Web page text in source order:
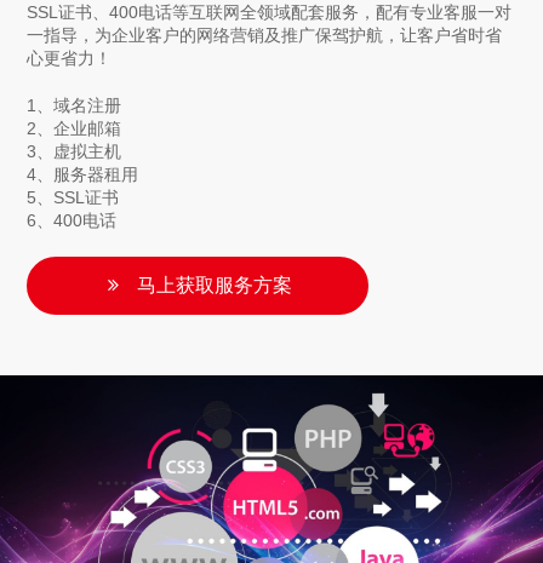
SSL证书、400电话等互联网全领域配套服务，配有专业客服一对
一指导，为企业客户的网络营销及推广保驾护航，让客户省时省
心更省力！
1、域名注册
2、企业邮箱
3、虚拟主机
4、服务器租用
5、SSL证书
6、400电话
马上获取服务方案